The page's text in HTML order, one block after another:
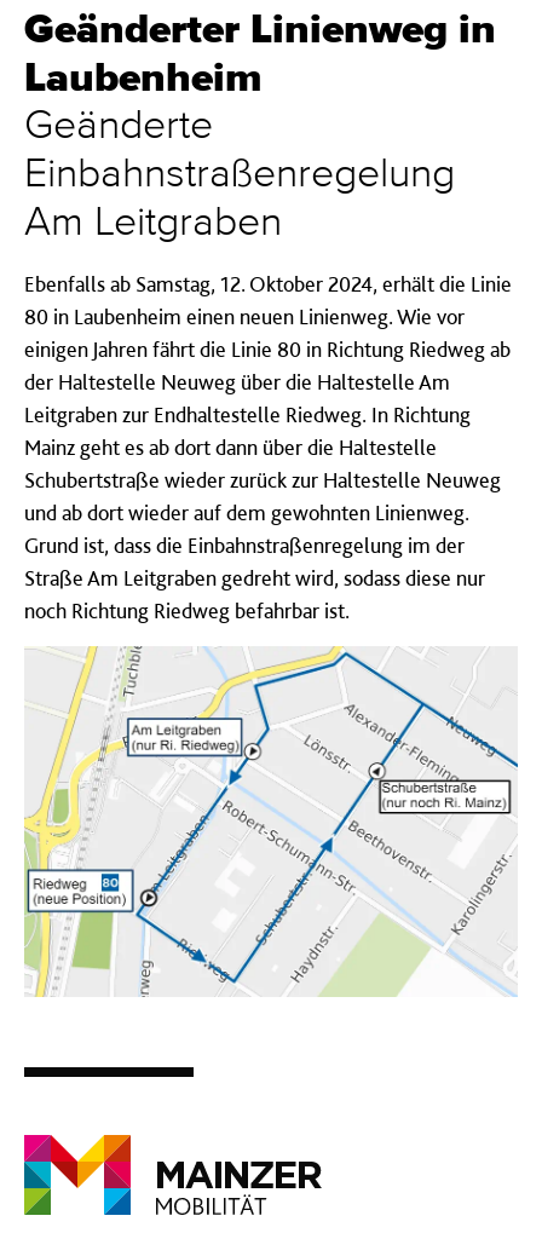
Geänderter Linienweg in
Laubenheim
Geänderte
Einbahnstraßenregelung
Am Leitgraben
Ebenfalls ab Samstag, 12. Oktober 2024, erhält die Linie
80 in Laubenheim einen neuen Linienweg. Wie vor
einigen Jahren fährt die Linie 80 in Richtung Riedweg ab
der Haltestelle Neuweg über die Haltestelle Am
Leitgraben zur Endhaltestelle Riedweg. In Richtung
Mainz geht es ab dort dann über die Haltestelle
Schubertstraße wieder zurück zur Haltestelle Neuweg
und ab dort wieder auf dem gewohnten Linienweg.
Grund ist, dass die Einbahnstraßenregelung im der
Straße Am Leitgraben gedreht wird, sodass diese nur
noch Richtung Riedweg befahrbar ist.